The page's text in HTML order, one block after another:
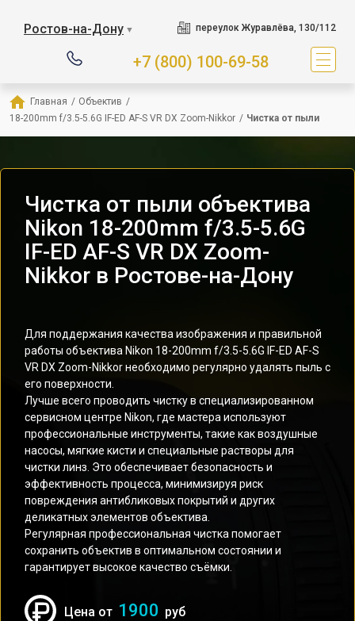
Ростов-на-Дону ▼ переулок Журавлёва, 130/112
+7 (800) 100-69-58
Главная / Объектив /
18-200mm f/3.5-5.6G IF-ED AF-S VR DX Zoom-Nikkor / Чистка от пыли
Чистка от пыли объектива
Nikon 18-200mm f/3.5-5.6G
IF-ED AF-S VR DX Zoom-
Nikkor в Ростове-на-Дону
Для поддержания качества изображения и правильной
работы объектива Nikon 18-200mm f/3.5-5.6G IF-ED AF-S
VR DX Zoom-Nikkor необходимо регулярно удалять пыль с
его поверхности.
Лучше всего проводить чистку в специализированном
сервисном центре Nikon, где мастера используют
профессиональные инструменты, такие как воздушные
насосы, мягкие кисти и специальные растворы для
чистки линз. Это обеспечивает безопасность и
эффективность процесса, минимизируя риск
повреждения антибликовых покрытий и других
деликатных элементов объектива.
Регулярная профессиональная чистка помогает
сохранить объектив в оптимальном состоянии и
гарантирует высокое качество съёмки.
Цена от 1900 руб